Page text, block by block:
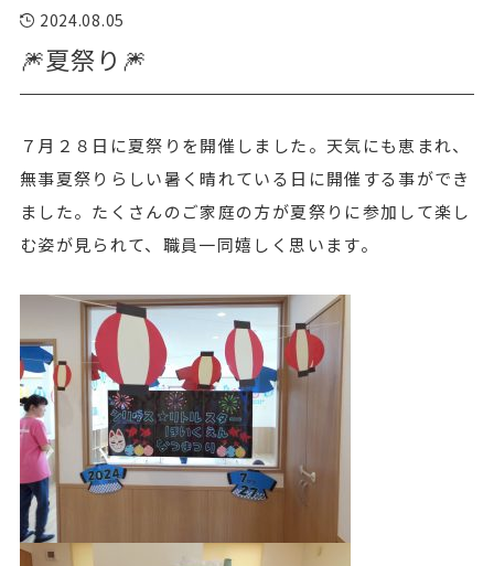
2024.08.05
🎆夏祭り🎆
７月２８日に夏祭りを開催しました。天気にも恵まれ、
無事夏祭りらしい暑く晴れている日に開催する事ができ
ました。たくさんのご家庭の方が夏祭りに参加して楽し
む姿が見られて、職員一同嬉しく思います。